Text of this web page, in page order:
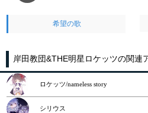
希望の歌
岸田教団&THE明星ロケッツの関連
ロケッツ/nameless story
シリウス